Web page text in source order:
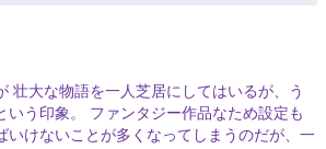
壮大な物語を一人芝居にしてはいるが、う
いう印象。 ファンタジー作品なため設定も
いけないことが多くなってしまうのだが、一